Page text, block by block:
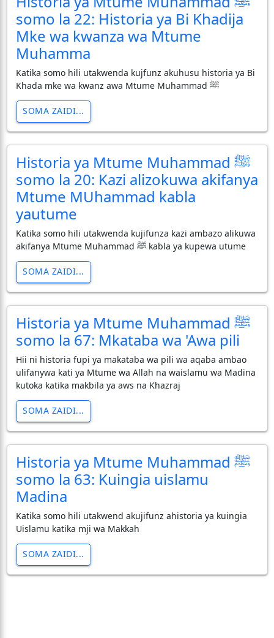
somo la 22: Historia ya Bi Khadija
Mke wa kwanza wa Mtume
Muhamma
Katika somo hili utakwenda kujfunz akuhusu historia ya Bi
Khada mke wa kwanz awa Mtume Muhammad ﷺ
SOMA ZAIDI...
Historia ya Mtume Muhammad ﷺ
somo la 20: Kazi alizokuwa akifanya
Mtume MUhammad kabla
yautume
Katika somo hili utakwenda kujifunza kazi ambazo alikuwa
akifanya Mtume Muhammad ﷺ kabla ya kupewa utume
SOMA ZAIDI...
Historia ya Mtume Muhammad ﷺ
somo la 67: Mkataba wa 'Awa pili
Hii ni historia fupi ya makataba wa pili wa aqaba ambao
ulifanywa kati ya Mtume wa Allah na waislamu wa Madina
kutoka katika makbila ya aws na Khazraj
SOMA ZAIDI...
Historia ya Mtume Muhammad ﷺ
somo la 63: Kuingia uislamu
Madina
Katika somo hili utakwend akujifunz ahistoria ya kuingia
Uislamu katika mji wa Makkah
SOMA ZAIDI...